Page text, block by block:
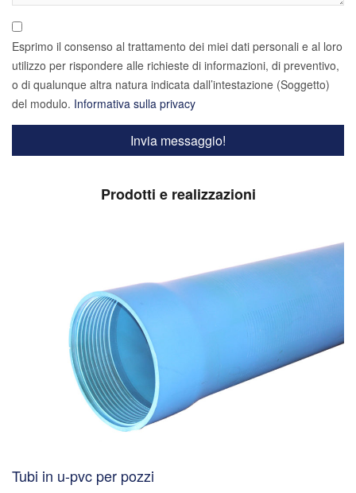
Esprimo il consenso al trattamento dei miei dati personali e al loro
utilizzo per rispondere alle richieste di informazioni, di preventivo,
o di qualunque altra natura indicata dall’intestazione (Soggetto)
del modulo. Informativa sulla privacy
Prodotti e realizzazioni
Tubi in u-pvc per pozzi